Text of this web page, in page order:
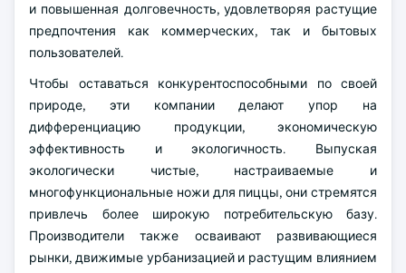
и повышенная долговечность, удовлетворяя растущие
предпочтения как коммерческих, так и бытовых
пользователей.
Чтобы оставаться конкурентоспособными по своей
природе, эти компании делают упор на
дифференциацию продукции, экономическую
эффективность и экологичность. Выпуская
экологически чистые, настраиваемые и
многофункциональные ножи для пиццы, они стремятся
привлечь более широкую потребительскую базу.
Производители также осваивают развивающиеся
рынки, движимые урбанизацией и растущим влиянием